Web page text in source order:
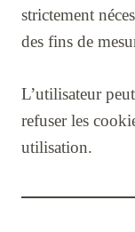
strictement
des fins de
L’utilisateur
refuser les
utilisation.